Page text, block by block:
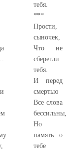
тебя.
***
Прости,
сыночек,
Что не
сберегли
тебя.
И перед
смертью
Все слова
бессильны,
Но
память о
тебе